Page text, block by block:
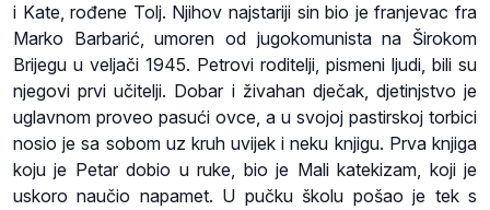
i Kate, rođene Tolj. Njihov najstariji sin bio je franjevac fra
Marko Barbarić, umoren od jugokomunista na Širokom
Brijegu u veljači 1945. Petrovi roditelji, pismeni ljudi, bili su
njegovi prvi učitelji. Dobar i živahan dječak, djetinjstvo je
uglavnom proveo pasući ovce, a u svojoj pastirskoj torbici
nosio je sa sobom uz kruh uvijek i neku knjigu. Prva knjiga
koju je Petar dobio u ruke, bio je Mali katekizam, koji je
uskoro naučio napamet. U pučku školu pošao je tek s